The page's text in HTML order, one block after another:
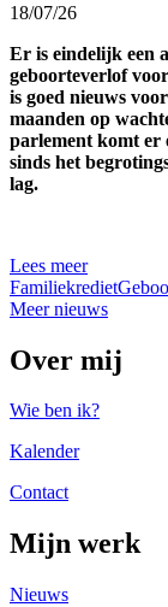
18/07/26
Er is eindelijk een
geboorteverlof
is goed nieuws
maanden op
parlement komt er
sinds het
lag.
Lees meer
Familiekrediet
Meer nieuws
Over mij
Wie ben ik?
Kalender
Contact
Mijn werk
Nieuws